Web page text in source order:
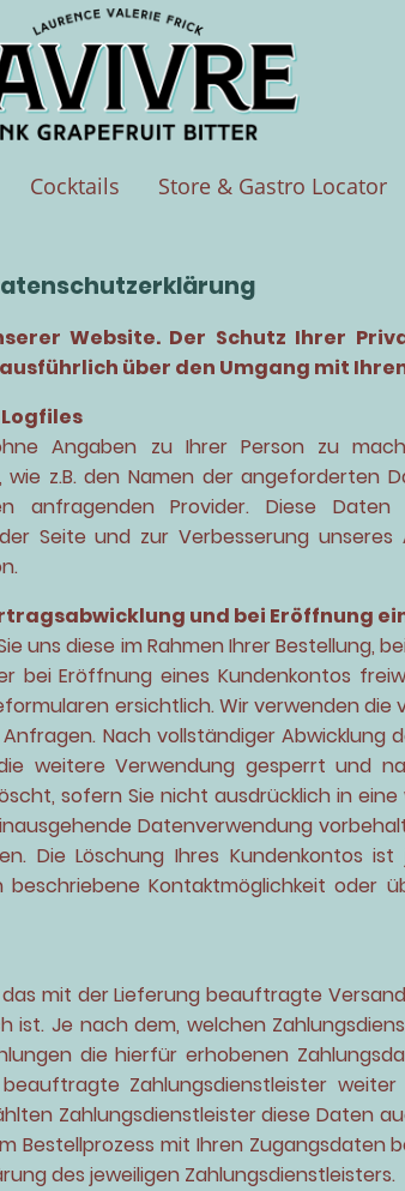
Cocktails Store & Gastro Locator
Website. Der Schutz Ihrer
über den Umgang mit
Angaben zu Ihrer Person zu
z.B. den Namen der angeforderten
anfragenden Provider. Diese Daten
Seite und zur Verbesserung
und bei Eröffnung
uns diese im Rahmen Ihrer Bestellung,
bei Eröffnung eines Kundenkontos
ersichtlich. Wir verwenden
Nach vollständiger Abwicklung
weitere Verwendung gesperrt und
sofern Sie nicht ausdrücklich in
Datenverwendung
Die Löschung Ihres Kundenkontos
Kontaktmöglichkeit oder
mit der Lieferung beauftragte
Je nach dem, welchen
die hierfür erhobenen
Zahlungsdienstleister
Zahlungsdienstleister diese Daten
Bestellprozess mit Ihren Zugangsdaten
des jeweiligen Zahlungsdienstleisters.